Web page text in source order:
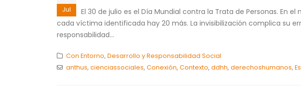
Jul
El 30 de julio es el Día Mundial contra la Trata de Personas. En
cada víctima identificada hay 20 más. La invisibilización complica su
responsabilidad...
Con Entorno, Desarrollo y Responsabilidad Social
anthus, cienciassociales, Conexión, Contexto, ddhh, derechoshumanos,